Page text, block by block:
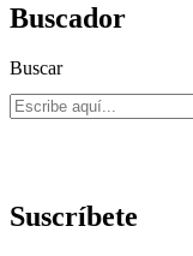
Buscador
Buscar
Suscríbete